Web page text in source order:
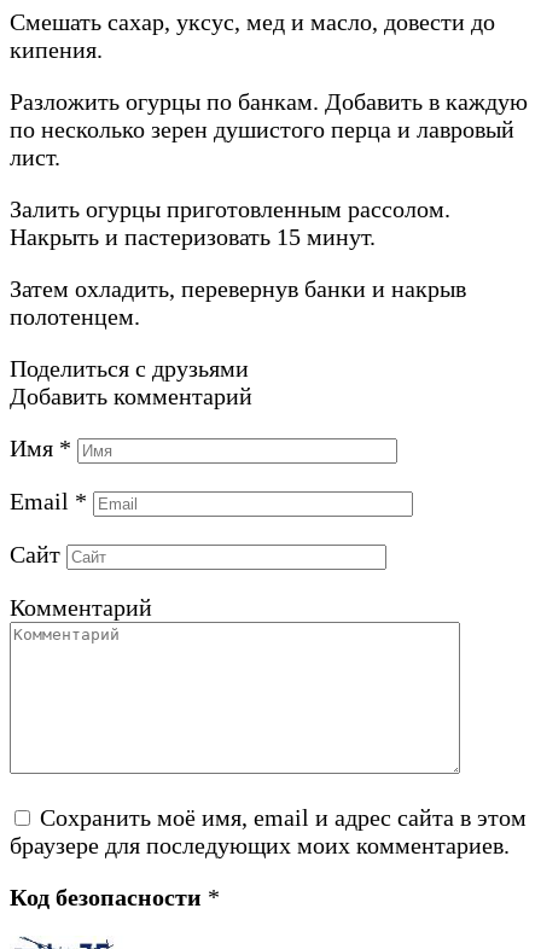
Смешать сахар, уксус, мед и масло, довести до
кипения.
Разложить огурцы по банкам. Добавить в каждую
по несколько зерен душистого перца и лавровый
лист.
Залить огурцы приготовленным рассолом.
Накрыть и пастеризовать 15 минут.
Затем охладить, перевернув банки и накрыв
полотенцем.
Поделиться с друзьями
Добавить комментарий
Имя *
Email *
Сайт
Комментарий
Сохранить моё имя, email и адрес сайта в этом
браузере для последующих моих комментариев.
Код безопасности *